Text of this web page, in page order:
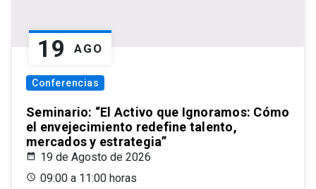
19 AGO
Conferencias
Seminario: “El Activo que Ignoramos: Cómo
el envejecimiento redefine talento,
mercados y estrategia”
19 de Agosto de 2026
09:00 a 11:00 horas